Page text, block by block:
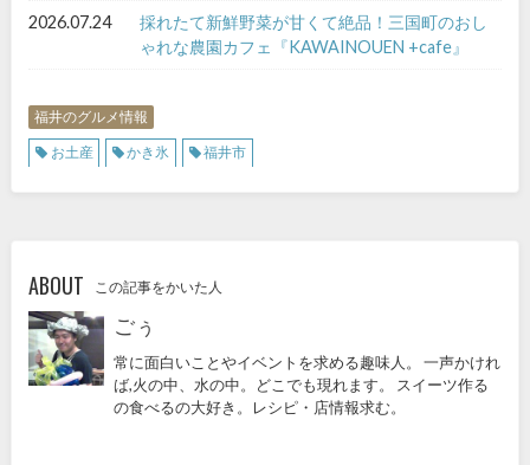
2026.07.24
採れたて新鮮野菜が甘くて絶品！三国町のおし
ゃれな農園カフェ『KAWAINOUEN +cafe』
福井のグルメ情報
お土産
かき氷 福井市
ABOUT この記事をかいた人
ごぅ
常に面白いことやイベントを求める趣味人。 一声かけれ
ば,火の中、水の中。どこでも現れます。 スイーツ作る
の食べるの大好き。レシピ・店情報求む。